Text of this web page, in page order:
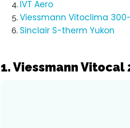
IVT Aero
Viessmann Vitoclima
Sinclair S-therm Yukon
1. Viessmann Vitocal